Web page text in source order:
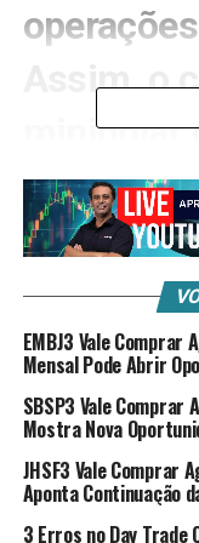
Assim, o
como um
mais
únicas
trade.
EMBJ3 Vale Comprar
Mensal Pode Abrir
SBSP3 Vale Comprar
Mostra Nova
JHSF3 Vale Comprar
Aponta Continuação
3 Erros no Day Trade